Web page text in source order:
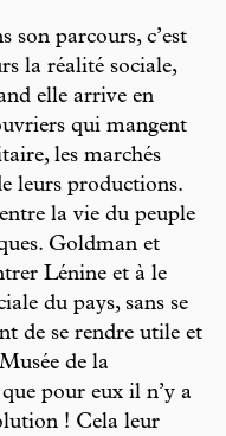
son parcours, c’est
la réalité sociale,
elle arrive en
qui mangent
les marchés
leurs productions.
la vie du peuple
Goldman et
Lénine et à le
du pays, sans se
de se rendre utile et
de la
pour eux il n’y a
! Cela leur